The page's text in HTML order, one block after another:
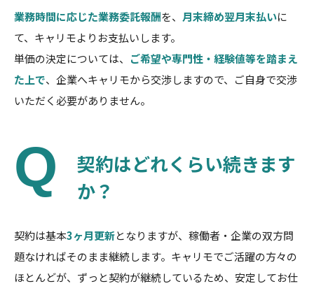
業務時間に応じた業務委託報酬を、 月末締め翌月末払いに
て、キャリモよりお支払いします。
単価の決定については、 ご希望や専門性・経験値等を踏まえ
た上で、企業へキャリモから交渉しますので、ご自身で交渉
いただく必要がありません。
契約はどれくらい続きます
か？
契約は基本3ヶ月更新となりますが、稼働者・企業の双方問
題なければそのまま継続します。キャリモでご活躍の方々の
ほとんどが、ずっと契約が継続しているため、安定してお仕